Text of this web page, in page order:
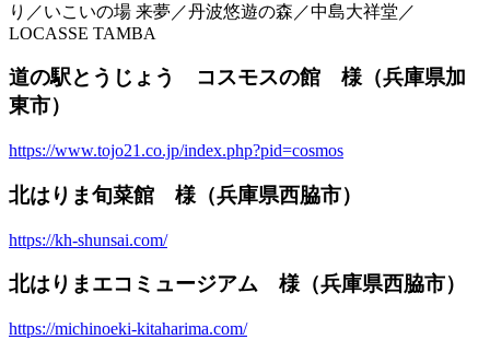
り／いこいの場 来夢／丹波悠遊の森／中島大祥堂／
LOCASSE TAMBA
道の駅とうじょう コスモスの館 様（兵庫県加
東市）
https://www.tojo21.co.jp/index.php?pid=cosmos
北はりま旬菜館 様（兵庫県西脇市）
https://kh-shunsai.com/
北はりまエコミュージアム 様（兵庫県西脇市）
https://michinoeki-kitaharima.com/